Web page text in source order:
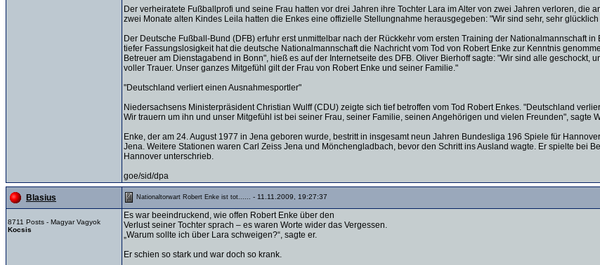
Der verheiratete Fußballprofi und seine Frau hatten vor drei Jahren ihre Tochter Lara im Alter von zwei Jahren verloren,
zwei Monate alten Kindes Leila hatten die Enkes eine offizielle Stellungnahme herausgegeben: "Wir sind sehr, sehr
Der Deutsche Fußball-Bund (DFB) erfuhr erst unmittelbar nach der Rückkehr vom ersten Training der Nationalmannschaft
tiefer Fassungslosigkeit hat die deutsche Nationalmannschaft die Nachricht vom Tod von Robert Enke zur Kenntnis
Betreuer am Dienstagabend in Bonn", hieß es auf der Internetseite des DFB. Oliver Bierhoff sagte: "Wir sind alle geschockt,
voller Trauer. Unser ganzes Mitgefühl gilt der Frau von Robert Enke und seiner Familie."
"Deutschland verliert einen Ausnahmesportler"
Niedersachsens Ministerpräsident Christian Wulff (CDU) zeigte sich tief betroffen vom Tod Robert Enkes. "Deutschland
Wir trauern um ihn und unser Mitgefühl ist bei seiner Frau, seiner Familie, seinen Angehörigen und vielen Freunden", sagte
Enke, der am 24. August 1977 in Jena geboren wurde, bestritt in insgesamt neun Jahren Bundesliga 196 Spiele für
Jena. Weitere Stationen waren Carl Zeiss Jena und Mönchengladbach, bevor den Schritt ins Ausland wagte. Er spielte bei
Hannover unterschrieb.
goe/sid/dpa
Blasius Nationaltorwart Robert Enke ist tot...... - 11.11.2009, 19:27:37
8711 Posts - Magyar Vagyok
Kocsis
Es war beeindruckend, wie offen Robert Enke über den
Verlust seiner Tochter sprach – es waren Worte wider das Vergessen.
„Warum sollte ich über Lara schweigen?“, sagte er.
Er schien so stark und war doch so krank.